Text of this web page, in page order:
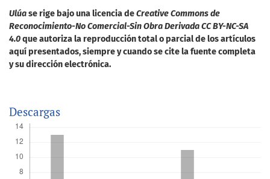
Ulúase rige bajo una licencia deCreative Commons de
Reconocimiento-No Comercial-Sin Obra Derivada CC BY-NC-SA
4.0que autoriza la reproducción total o parcial de los artículos
aquí presentados, siempre y cuando se cite la fuente completa
y su dirección electrónica.
Descargas